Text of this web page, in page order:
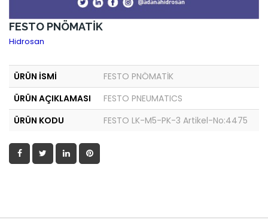
FESTO PNÖMATİK
Hidrosan
ÜRÜN İSMİ
FESTO PNÖMATİK
ÜRÜN AÇIKLAMASI
FESTO PNEUMATICS
ÜRÜN KODU
FESTO LK-M5-PK-3 Artikel-No:4475